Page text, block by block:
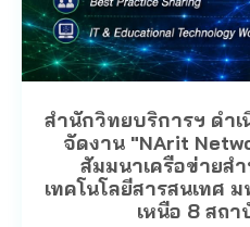
สำนักวิทยบริการฯ ดำเ
จัดงาน "NArit
สัมมนาเครือข่ายส
เทคโนโลยีสารสนเทศ
เหนือ 8 สถ